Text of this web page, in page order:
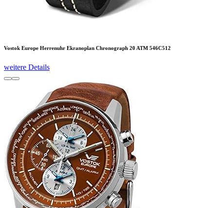
Vostok Europe Herrenuhr Ekranoplan Chronograph 20 ATM 546C512
weitere Details